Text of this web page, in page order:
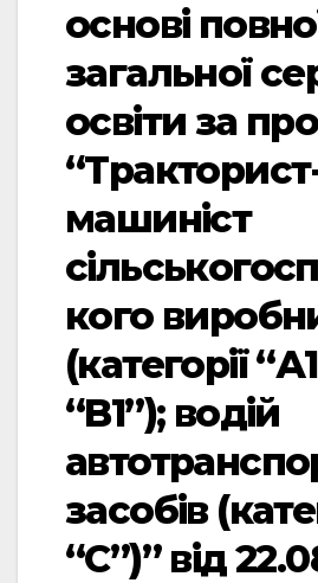
основі
загальної
освіти за
машиніст
кого
(категорії
“B1”); водій
засобів
“С”)” від